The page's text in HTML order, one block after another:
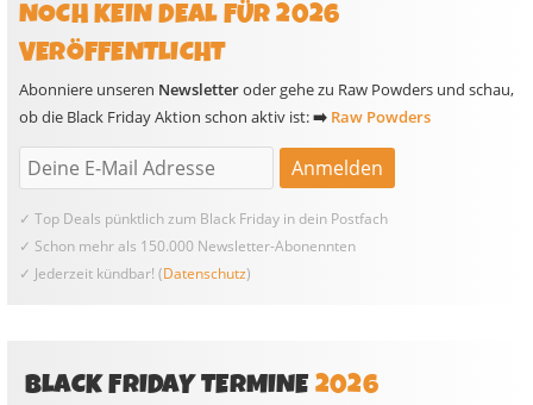
NOCH KEIN DEAL FÜR 2026
VERÖFFENTLICHT
Abonniere unseren Newsletteroder gehe zu Raw Powders und schau,
ob die Black Friday Aktion schon aktiv ist:➡️ Raw Powders
✓ Top Deals pünktlich zum Black Friday in dein Postfach
✓ Schon mehr als 150.000 Newsletter-Abonennten
✓ Jederzeit kündbar! (Datenschutz)
BLACK FRIDAY TERMINE2026